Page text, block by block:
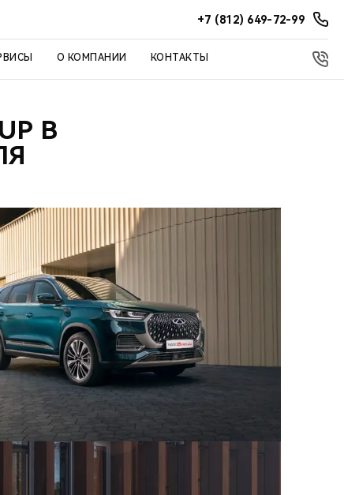
+7 (812) 649-72-99
О КОМПАНИИ КОНТАКТЫ
В